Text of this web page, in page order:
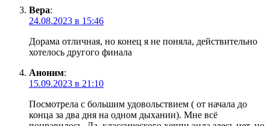
Вера:
24.08.2023 в 15:46
Дорама отличная, но конец я не поняла, действительно
хотелось другого финала
Аноним:
15.09.2023 в 21:10
Посмотрела с большим удовольствием ( от начала до
конца за два дня на одном дыхании). Мне всё